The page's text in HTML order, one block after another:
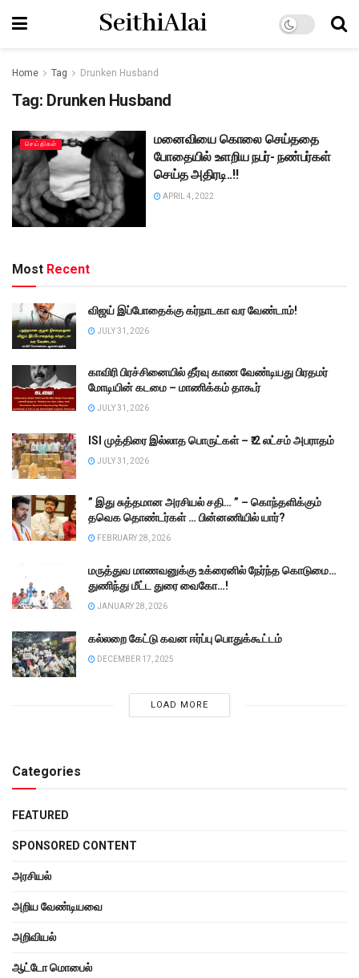
SeithiAlai
Home Tag Drunken Husband
Tag: Drunken Husband
செய்திகள்
மனைவியை கொலை செய்ததை
போதையில் உளறிய நபர்- நண்பர்கள்
செய்த அதிரடி..!!
APRIL 4, 2022
Most Recent
விஜய் இப்போதைக்கு கர்நாடகா வர வேண்டாம்!
JULY 31, 2026
காவிரி பிரச்சினையில் தீர்வு காண வேண்டியது பிரதமர்
மோடியின் கடமை – மாணிக்கம் தாகூர்
JULY 31, 2026
ISI முத்திரை இல்லாத பொருட்கள் – ₹.2 லட்சம் அபராதம்
JULY 31, 2026
” இது சுத்தமான அரசியல் சதி… ” – கொந்தளிக்கும்
தவெக தொண்டர்கள் … பின்னணியில் யார்?
FEBRUARY 28, 2026
மருத்துவ மாணவனுக்கு உக்ரைனில் நேர்ந்த கொடுமை…
துணிந்து மீட்ட துரை வைகோ…!
JANUARY 28, 2026
கல்லறை கேட்டு கவன ஈர்ப்பு பொதுக்கூட்டம்
DECEMBER 17, 2025
LOAD MORE
Categories
FEATURED
SPONSORED CONTENT
அரசியல்
அறிய வேண்டியவை
அறிவியல்
ஆட்டோ மொபைல்